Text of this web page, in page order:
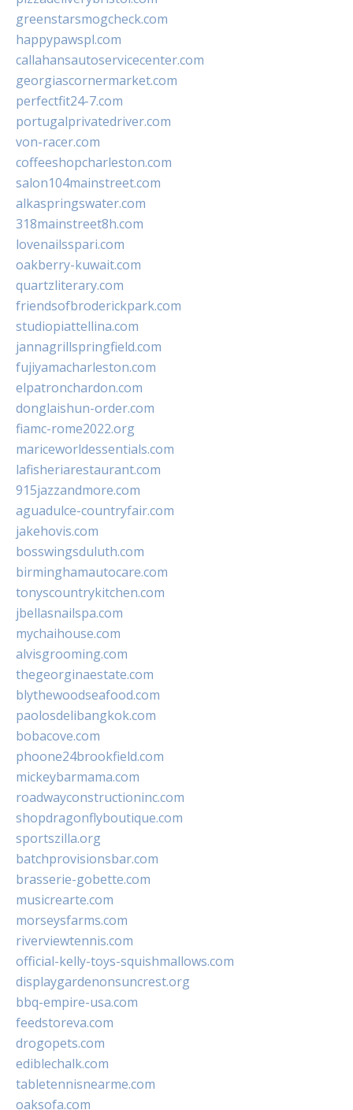
greenstarsmogcheck.com
happypawspl.com
callahansautoservicecenter.com
georgiascornermarket.com
perfectfit24-7.com
portugalprivatedriver.com
von-racer.com
coffeeshopcharleston.com
salon104mainstreet.com
alkaspringswater.com
318mainstreet8h.com
lovenailsspari.com
oakberry-kuwait.com
quartzliterary.com
friendsofbroderickpark.com
studiopiattellina.com
jannagrillspringfield.com
fujiyamacharleston.com
elpatronchardon.com
donglaishun-order.com
fiamc-rome2022.org
mariceworldessentials.com
lafisheriarestaurant.com
915jazzandmore.com
aguadulce-countryfair.com
jakehovis.com
bosswingsduluth.com
birminghamautocare.com
tonyscountrykitchen.com
jbellasnailspa.com
mychaihouse.com
alvisgrooming.com
thegeorginaestate.com
blythewoodseafood.com
paolosdelibangkok.com
bobacove.com
phoone24brookfield.com
mickeybarmama.com
roadwayconstructioninc.com
shopdragonflyboutique.com
sportszilla.org
batchprovisionsbar.com
brasserie-gobette.com
musicrearte.com
morseysfarms.com
riverviewtennis.com
official-kelly-toys-squishmallows.com
displaygardenonsuncrest.org
bbq-empire-usa.com
feedstoreva.com
drogopets.com
ediblechalk.com
tabletennisnearme.com
oaksofa.com